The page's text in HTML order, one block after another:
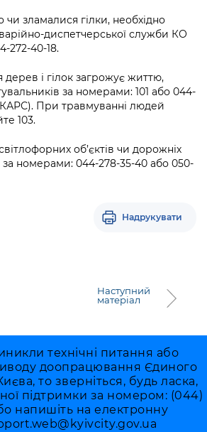
організації
адміністрація
спадщини
та Захисниць
воєнного стану
«Відкритий
рівень»
зламалися гілки, необхідно
диспетчерської служби КО
272-40-18.
дерев і гілок загрожує життю,
за номерами: 101 або 044-
КАРС). При травмуванні людей
103.
об’єктів чи дорожніх
за номерами: 044-278-35-40 або 050-
Надрукувати
Наступний
матеріал
технічні питання або
доопрацювання Єдиного
то зверніться, будь ласка,
підтримки за номером: (044)
напишіть на електронну